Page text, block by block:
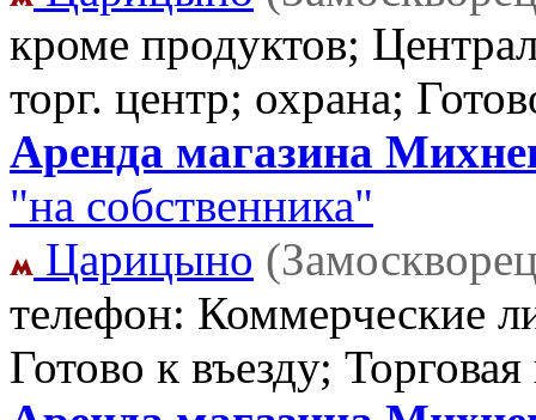
кроме продуктов;
торг. центр; охрана;
Аренда магазина
"на собственника"
Царицыно
телефон: Коммерческие
Готово к въезду;